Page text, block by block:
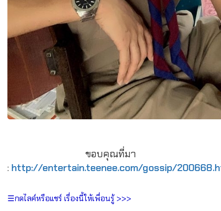
ขอบคุณที่มา
: http://entertain.teenee.com/gossip/
☰กดไลค์หรือแชร์ เรื่องนี้ให้เพื่อนรู้ >>>